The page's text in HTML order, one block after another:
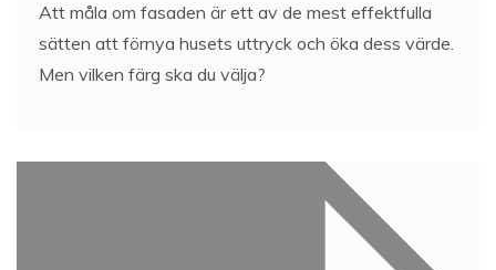
Att måla om fasaden är ett av de mest effektfulla
sätten att förnya husets uttryck och öka dess värde.
Men vilken färg ska du välja?